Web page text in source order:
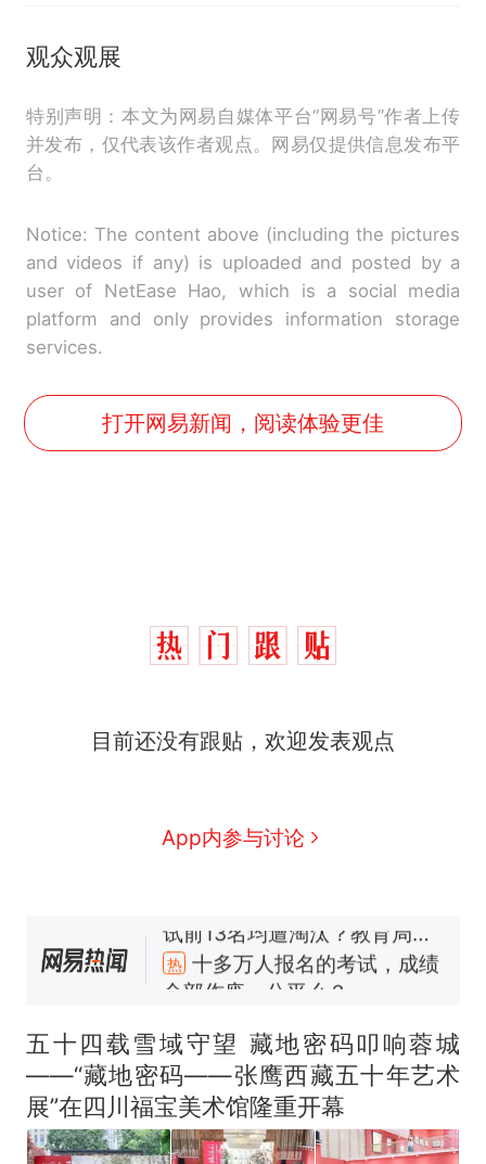
观众观展
特别声明：本文为网易自媒体平台“网易号”作者上传
并发布，仅代表该作者观点。网易仅提供信息发布平
台。
Notice: The content above (including the pictures
and videos if any) is uploaded and posted by a
user of NetEase Hao, which is a social media
platform and only provides information storage
services.
打开网易新闻，阅读体验更佳
目前还没有跟贴，欢迎发表观点
App内参与讨论
热 十多万人报名的考试，成绩
全部作废，公平么？
家，刚改国名，总统就邀请中
国大使骑行绕了几乎整个国境
线一圈，还曾两次到中国寻根
搬家报价570元，搬到楼下交
5060元才肯搬上楼！女子傻眼
了……
视频丨只要一枚命中就能让航
母瘫痪 轰-6J实力有多强？
五十四载雪域守望 藏地密码叩响蓉城
——“藏地密码——张鹰西藏五十年艺术
展”在四川福宝美术馆隆重开幕